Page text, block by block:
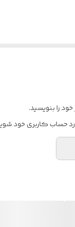
را بنویسید.
حساب کاربری خود